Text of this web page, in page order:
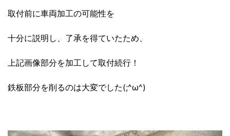
取付前に車両加工の可能性を
十分に説明し、了承を得ていたため、
上記画像部分を加工して取付続行！
鉄板部分を削るのは大変でした(;^ω^)